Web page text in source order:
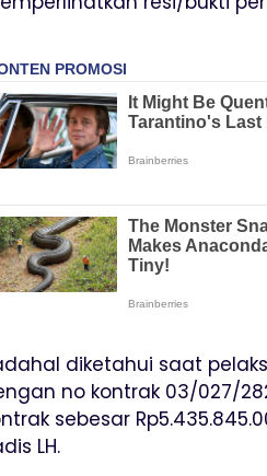
diketahui saat
no kontrak 03/027/
sebesar
LH.